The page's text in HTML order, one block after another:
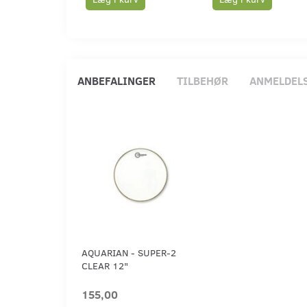
ANBEFALINGER TILBEHØR
AQUARIAN - SUPER-2
CLEAR 12"
155,00